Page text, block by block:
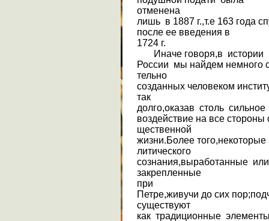
отменена
лишь в 1887 г.,т.е 163 года
после ее введения в
1724 г.
Иначе говоря,в истории
России мы найдем немного
тельно
созданных человеком
так
долго,оказав столь сильное
воздействие на все стороны
щественной
жизни.Более
литического
сознания,выработанные или
закрепленные
при
Петре,живучи до сих
существуют
как традиционные